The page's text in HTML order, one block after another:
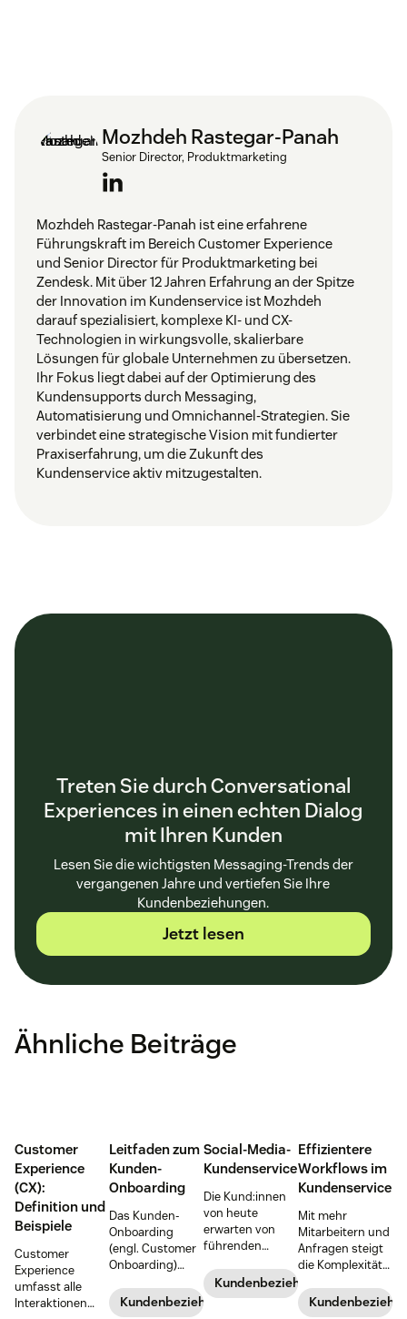
Mozhdeh Rastegar-Panah
Senior Director, Produktmarketing
Mozhdeh Rastegar-Panah ist eine erfahrene
Führungskraft im Bereich Customer Experience
und Senior Director für Produktmarketing bei
Zendesk. Mit über 12 Jahren Erfahrung an der Spitze
der Innovation im Kundenservice ist Mozhdeh
darauf spezialisiert, komplexe KI- und CX-
Technologien in wirkungsvolle, skalierbare
Lösungen für globale Unternehmen zu übersetzen.
Ihr Fokus liegt dabei auf der Optimierung des
Kundensupports durch Messaging,
Automatisierung und Omnichannel-Strategien. Sie
verbindet eine strategische Vision mit fundierter
Praxiserfahrung, um die Zukunft des
Kundenservice aktiv mitzugestalten.
Treten Sie durch Conversational
Experiences in einen echten Dialog
mit Ihren Kunden
Lesen Sie die wichtigsten Messaging-Trends der
vergangenen Jahre und vertiefen Sie Ihre
Kundenbeziehungen.
Jetzt lesen
Ähnliche Beiträge
Customer
Experience
(CX):
Definition und
Beispiele
Customer
Experience
umfasst alle
Interaktionen
Leitfaden zum
Kunden-
Onboarding
Das Kunden-
Onboarding
(engl. Customer
Onboarding)
Kund:innen den
Wert Ihres
Kundenbeziehungen
Social-Media-
Kundenservice
Die Kund:innen
von heute
erwarten von
führenden
hervorragenden
Social-Media-
Kundenbeziehungen
Effizientere
Workflows im
Kundenservice
Mit mehr
Mitarbeitern und
Anfragen steigt
die Komplexität
Kundenservice.
Hier sind zwei